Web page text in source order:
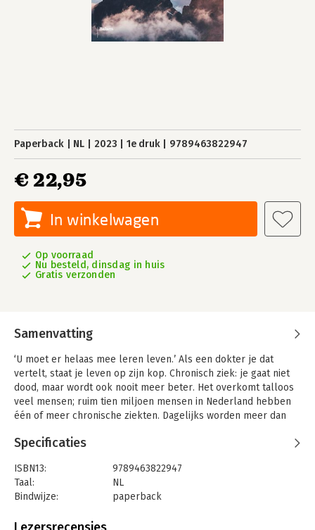
Paperback NL 2023 1e druk 9789463822947
€ 22,95
In winkelwagen
Op voorraad
Nu besteld, dinsdag in huis
Gratis verzonden
Samenvatting
‘U moet er helaas mee leren leven.’ Als een dokter je dat
vertelt, staat je leven op zijn kop. Chronisch ziek: je gaat niet
dood, maar wordt ook nooit meer beter. Het overkomt talloos
veel mensen; ruim tien miljoen mensen in Nederland hebben
één of meer chronische ziekten. Dagelijks worden meer dan
miljoen mensen kunnen niet meer werken.
Of je nu MS hebt of reuma, een burn-out of long covid, een
hersenziekte, een hartaandoening, een spierziekte of
restverschijnselen van een kankerbehandeling, iedereen met
fysieke klachten hebben invaliderende vermoeidheid,
Specificaties
ISBN13:
9789463822947
Taal:
NL
Bindwijze:
paperback
Uitgever: